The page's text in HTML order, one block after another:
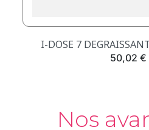
I-DOSE 7
Prix
50,02 €
Nos